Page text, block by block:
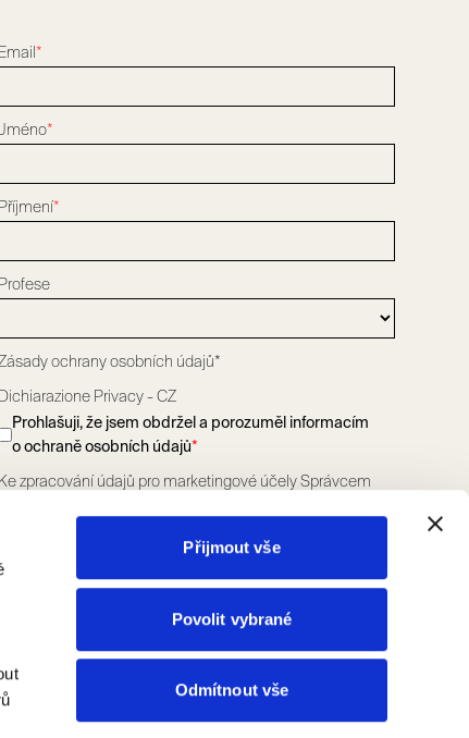
Přijmout vše
Povolit vybrané
Odmítnout vše
Email*
*
Příjmení*
Profese
ochrany osobních údajů*
Dichiarazione Privacy - CZ
Prohlašuji, že jsem obdržel a porozuměl informacím
o ochraně osobních údajů*
Ke zpracování údajů pro marketingové účely Správcem
NESOUHLASÍM
Ke zpracování údajů pro účely profilovaného marketingu
Správcem údajů Scrigno S.p.A. jak je uvedeno v odstavci
SOUHLASÍM
NESOUHLASÍM